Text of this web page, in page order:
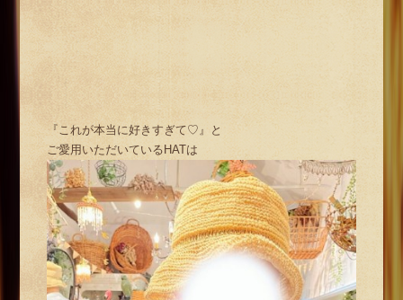
『これが本当に好きすぎて♡』と
ご愛用いただいているHATは